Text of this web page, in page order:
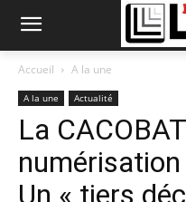
Accueil A la une
A la une Actualité
La
Un « tiers